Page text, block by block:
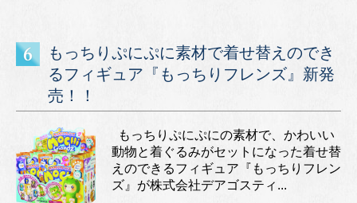
もっちりぷにぷに素材で着せ替えのでき
るフィギュア『もっちりフレンズ』新発
売！！
もっちりぷにぷにの素材で、かわいい
動物と着ぐるみがセットになった着せ替
えのできるフィギュア『もっちりフレン
ズ』が株式会社デアゴスティ...